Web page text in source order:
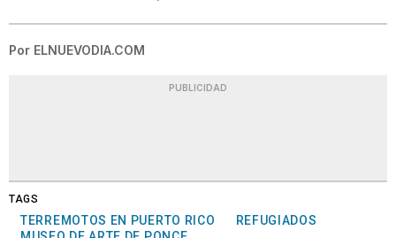
Por ELNUEVODIA.COM
PUBLICIDAD
TAGS
TERREMOTOS EN PUERTO RICO
REFUGIADOS